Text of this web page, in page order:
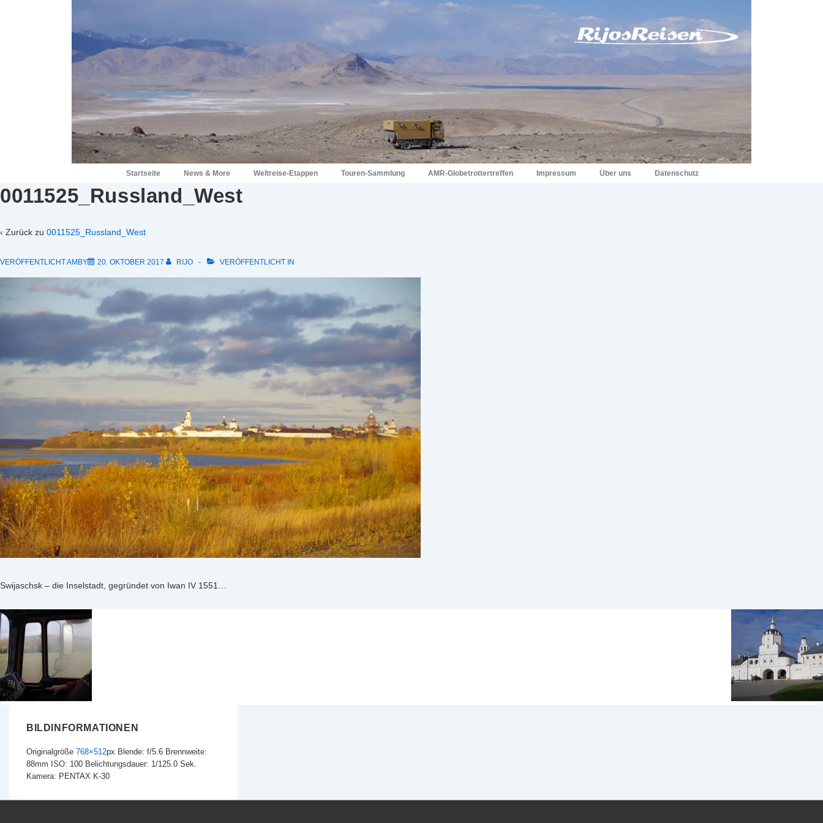
Hauptnavigation
Startseite News & More Weltreise-Etappen Touren-Sammlung AMR-Globetrottertreffen Impressum Über uns Datenschutz
0011525_Russland_West
‹ Zurück zu 0011525_Russland_West
VERÖFFENTLICHT AMBY 20. OKTOBER 2017 RIJO VERÖFFENTLICHT IN
Swijaschsk – die Inselstadt, gegründet von Iwan IV 1551…
BILDINFORMATIONEN
Originalgröße 768×512px Blende: f/5.6 Brennweite:
88mm ISO: 100 Belichtungsdauer: 1/125.0 Sek.
Kamera: PENTAX K-30